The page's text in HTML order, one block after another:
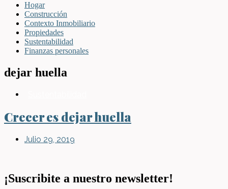
Hogar
Construcción
Contexto Inmobiliario
Propiedades
Sustentabilidad
Finanzas personales
dejar huella
Crecer es dejar huella
Julio 29, 2019
¡Suscribite a nuestro newsletter!